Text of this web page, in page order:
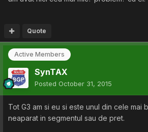
Quote
Active Members
SynTAX
Posted October 31, 2015
Tot G3 am si eu si este unul din cele mai
neaparat in segmentul sau de pret.